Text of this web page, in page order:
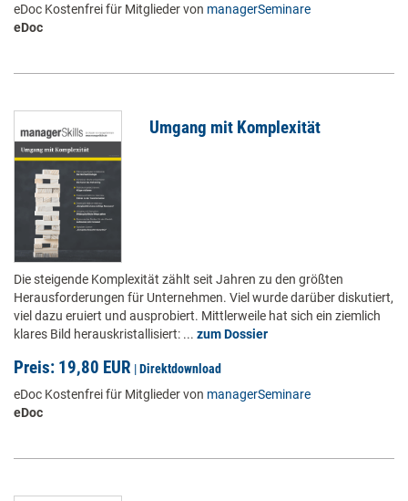
eDoc Kostenfrei für Mitglieder von managerSeminare
eDoc
Umgang mit Komplexität
Die steigende Komplexität zählt seit Jahren zu den größten
Herausforderungen für Unternehmen. Viel wurde darüber diskutiert,
viel dazu eruiert und ausprobiert. Mittlerweile hat sich ein ziemlich
klares Bild herauskristallisiert: ... zum Dossier
Preis: 19,80 EUR |Direktdownload
eDoc Kostenfrei für Mitglieder von managerSeminare
eDoc